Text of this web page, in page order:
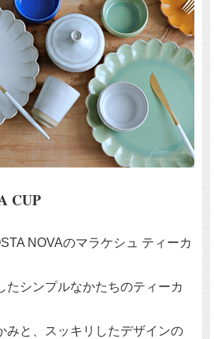
CUP
NOVAのマラケシュ ティーカ
たシンプルなかたちのティーカ
みと、スッキリしたデザインの